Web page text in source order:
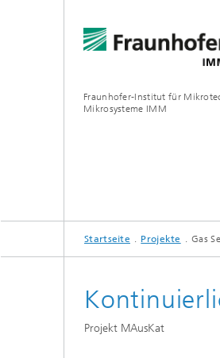
Fraunhofer-Institut für
Mikrosysteme IMM
ÜBER UNS
GESCHÄFTSBEREICHE
PROJEKTE
Startseite Projekte Gas
Projekt MAusKat